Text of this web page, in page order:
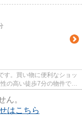
す。買い物に便利なショッ
の高い徒歩7分の物件で
ん。
はこちら